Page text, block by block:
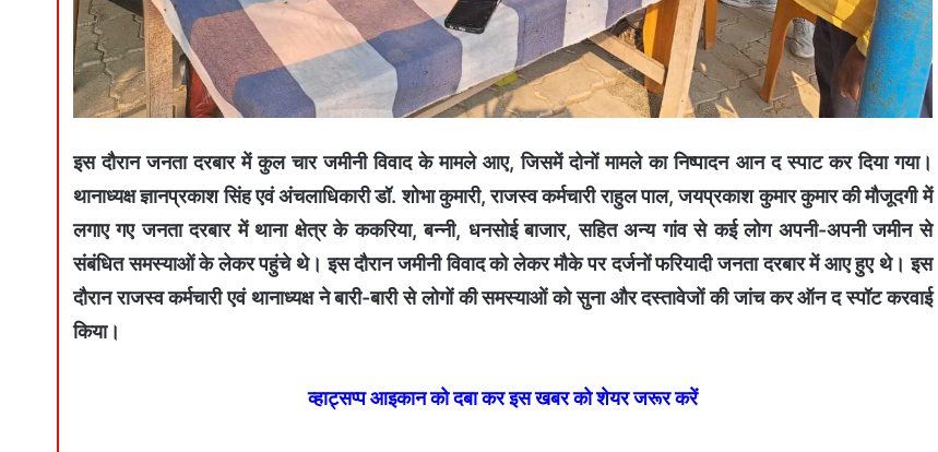
इस दौरान जनता दरबार में कुल चार जमीनी विवाद के मामले आए, जिसमें दोनों मामले का निष्पादन आन द स्पाट कर दिया गया।
थानाध्यक्ष ज्ञानप्रकाश सिंह एवं अंचलाधिकारी डॉ. शोभा कुमारी, राजस्व कर्मचारी राहुल पाल, जयप्रकाश कुमार कुमार की मौजूदगी में
लगाए गए जनता दरबार में थाना क्षेत्र के ककरिया, बन्नी, धनसोई बाजार, सहित अन्य गांव से कई लोग अपनी-अपनी जमीन से
संबंधित समस्याओं के लेकर पहुंचे थे। इस दौरान जमीनी विवाद को लेकर मौके पर दर्जनों फरियादी जनता दरबार में आए हुए थे। इस
दौरान राजस्व कर्मचारी एवं थानाध्यक्ष ने बारी-बारी से लोगों की समस्याओं को सुना और दस्तावेजों की जांच कर ऑन द स्पॉट करवाई
किया।
व्हाट्सप्प आइकान को दबा कर इस खबर को शेयर जरूर करें